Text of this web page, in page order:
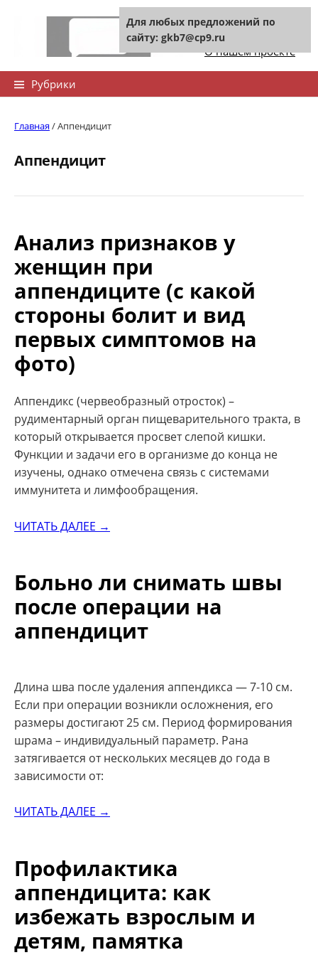
Контакты сайта
О нашем проекте
Рубрики
Главная/Аппендицит
Аппендицит
Анализ признаков у
женщин при
аппендиците (с какой
стороны болит и вид
первых симптомов на
фото)
Аппендикс (червеобразный отросток) –
рудиментарный орган пищеварительного тракта, в
который открывается просвет слепой кишки.
Функции и задачи его в организме до конца не
изучены, однако отмечена связь с системами
иммунитета и лимфообращения.
ЧИТАТЬ ДАЛЕЕ →
Больно ли снимать швы
после операции на
аппендицит
Длина шва после удаления аппендикса — 7-10 см.
Если при операции возникли осложнения, его
размеры достигают 25 см. Период формирования
шрама – индивидуальный параметр. Рана
затягивается от нескольких месяцев до года в
зависимости от:
ЧИТАТЬ ДАЛЕЕ →
Профилактика
аппендицита: как
избежать взрослым и
детям, памятка
Для любых предложений по
сайту: gkb7@cp9.ru